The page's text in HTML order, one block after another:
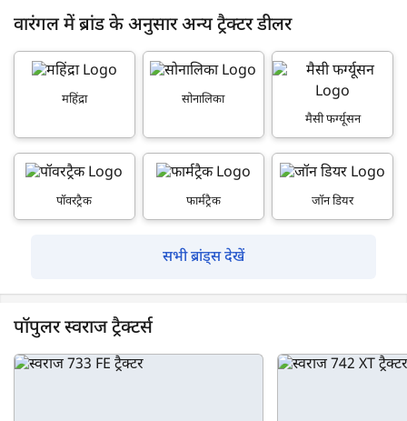
वारंगल में ब्रांड के अनुसार अन्य ट्रैक्टर डीलर
महिंद्रा
सोनालिका
मैसी फर्ग्यूसन
पॉवरट्रैक फार्मट्रैक जॉन डियर
सभी ब्रांड्स देखें
पॉपुलर स्वराज ट्रैक्टर्स